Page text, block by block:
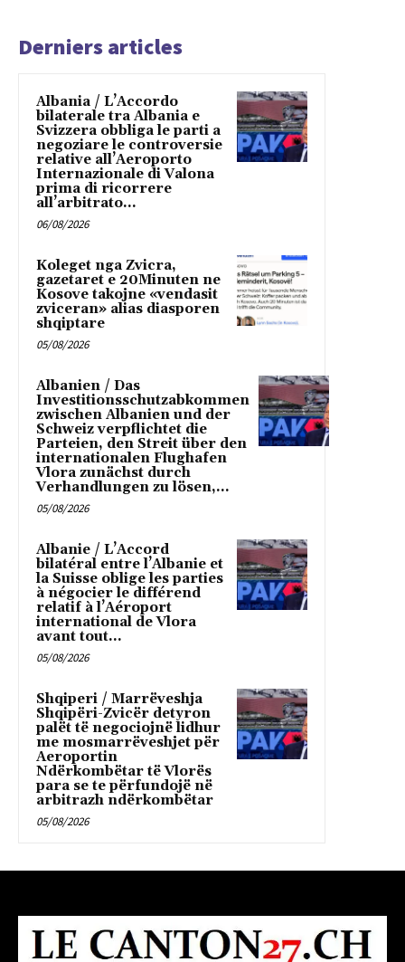
Derniers articles
Albania / L’Accordo
bilaterale tra Albania e
Svizzera obbliga le parti a
negoziare le controversie
relative all’Aeroporto
Internazionale di Valona
prima di ricorrere
all’arbitrato...
06/08/2026
Koleget nga Zvicra,
gazetaret e 20Minuten ne
Kosove takojne «vendasit
zviceran» alias diasporen
shqiptare
05/08/2026
Albanien / Das
Investitionsschutzabkommen
zwischen Albanien und der
Schweiz verpflichtet die
Parteien, den Streit über den
internationalen Flughafen
Vlora zunächst durch
Verhandlungen zu lösen,...
05/08/2026
Albanie / L’Accord
bilatéral entre l’Albanie et
la Suisse oblige les parties
à négocier le différend
relatif à l’Aéroport
international de Vlora
avant tout...
05/08/2026
Shqiperi / Marrëveshja
Shqipëri-Zvicër detyron
palët të negociojnë lidhur
me mosmarrëveshjet për
Aeroportin
Ndërkombëtar të Vlorës
para se te përfundojë në
arbitrazh ndërkombëtar
05/08/2026